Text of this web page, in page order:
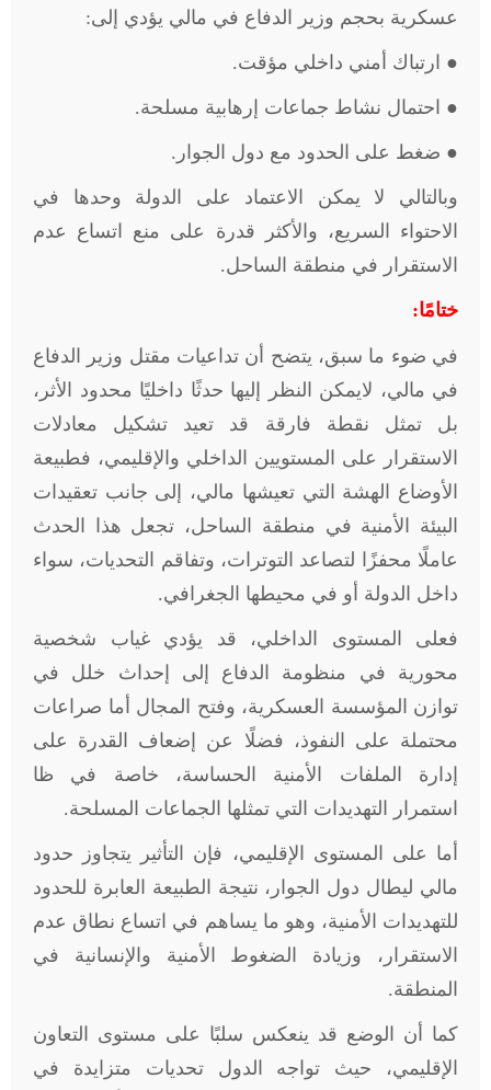
عسكرية بحجم وزير الدفاع في مالي يؤدي إلى:
● ارتباك أمني داخلي مؤقت.
● احتمال نشاط جماعات إرهابية مسلحة.
● ضغط على الحدود مع دول الجوار.
وبالتالي لا يمكن الاعتماد على الدولة وحدها في
الاحتواء السريع، والأكثر قدرة على منع اتساع عدم
الاستقرار في منطقة الساحل.
ختامًا:
في ضوء ما سبق، يتضح أن تداعيات مقتل وزير الدفاع
في مالي، لايمكن النظر إليها حدثًا داخليًا محدود الأثر،
بل تمثل نقطة فارقة قد تعيد تشكيل معادلات
الاستقرار على المستويين الداخلي والإقليمي، فطبيعة
الأوضاع الهشة التي تعيشها مالي، إلى جانب تعقيدات
البيئة الأمنية في منطقة الساحل، تجعل هذا الحدث
عاملًا محفزًا لتصاعد التوترات، وتفاقم التحديات، سواء
داخل الدولة أو في محيطها الجغرافي.
فعلى المستوى الداخلي، قد يؤدي غياب شخصية
محورية في منظومة الدفاع إلى إحداث خلل في
توازن المؤسسة العسكرية، وفتح المجال أما صراعات
محتملة على النفوذ، فضلًا عن إضعاف القدرة على
إدارة الملفات الأمنية الحساسة، خاصة في ظا
استمرار التهديدات التي تمثلها الجماعات المسلحة.
أما على المستوى الإقليمي، فإن التأثير يتجاوز حدود
مالي ليطال دول الجوار، نتيجة الطبيعة العابرة للحدود
للتهديدات الأمنية، وهو ما يساهم في اتساع نطاق عدم
الاستقرار، وزيادة الضغوط الأمنية والإنسانية في
المنطقة.
كما أن الوضع قد ينعكس سلبًا على مستوى التعاون
الإقليمي، حيث تواجه الدول تحديات متزايدة في